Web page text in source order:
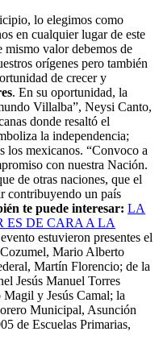
lo elegimos como
en cualquier lugar de este
mismo valor debemos de
orígenes pero también
de crecer y
. En su oportunidad, la
Villalba”, Neysi Canto,
donde resaltó el
la independencia;
los mexicanos. “Convoco a
con nuestra Nación.
de otras naciones, que el
contribuyendo un país
te puede interesar: LA
ES DE CARA A LA
estuvieron presentes el
Mario Alberto
Martín Florencio; de la
Jesús Manuel Torres
y Jesús Camal; la
Municipal, Asunción
de Escuelas Primarias,